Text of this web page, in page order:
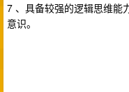
7 、具备较强的逻辑思维能
意识。